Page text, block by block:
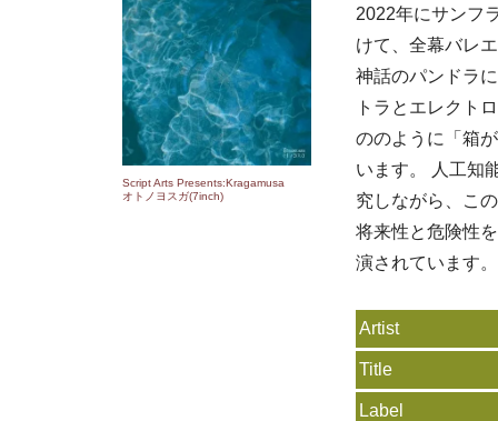
Script Arts Presents:Kragamusa
オトノヨスガ(7inch)
2022年にサンフ
けて、全幕バレ
神話のパンドラ
トラとエレクト
ののように「箱
います。 人工知
究しながら、こ
将来性と危険性
演されています。
Artist
Title
Label